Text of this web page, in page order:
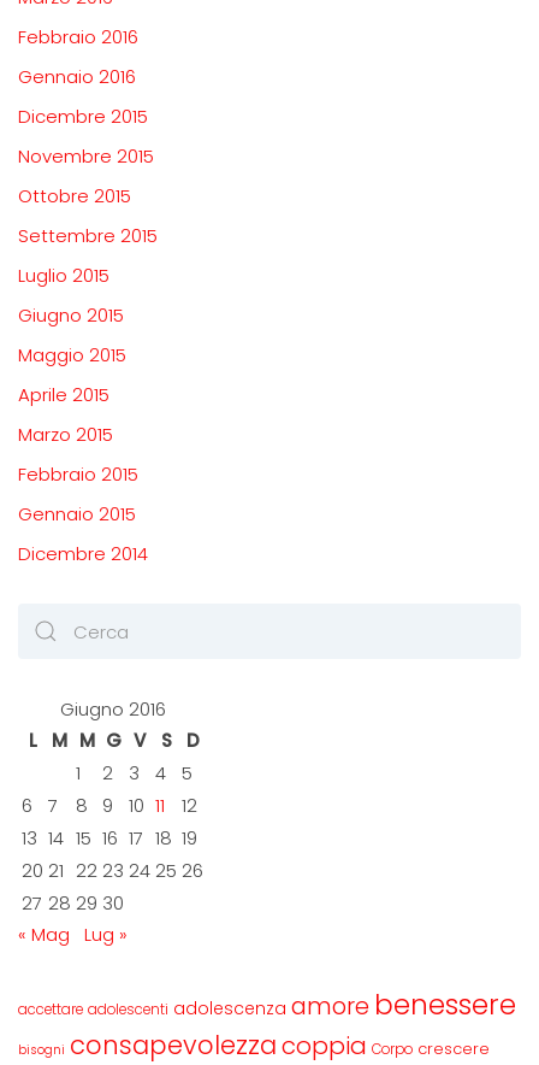
Febbraio 2016
Gennaio 2016
Dicembre 2015
Novembre 2015
Ottobre 2015
Settembre 2015
Luglio 2015
Giugno 2015
Maggio 2015
Aprile 2015
Marzo 2015
Febbraio 2015
Gennaio 2015
Dicembre 2014
Giugno 2016
L
M M G V S
D
1
2 3 4
5
6
7 8 9 10 11
12
13 14 15 16 17 18 19
20 21 22 23 24 25 26
27 28 29 30
« Mag
Lug »
accettare adolescenti adolescenza amore benessere
bisogni consapevolezzacoppia Corpo crescere